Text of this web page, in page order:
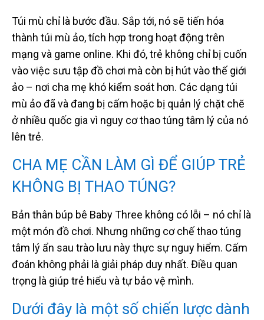
Túi mù chỉ là bước đầu. Sắp tới, nó sẽ tiến hóa
thành túi mù ảo, tích hợp trong hoạt động trên
mạng và game online. Khi đó, trẻ không chỉ bị cuốn
vào việc sưu tập đồ chơi mà còn bị hút vào thế giới
ảo – nơi cha mẹ khó kiểm soát hơn. Các dạng túi
mù ảo đã và đang bị cấm hoặc bị quản lý chặt chẽ
ở nhiều quốc gia vì nguy cơ thao túng tâm lý của nó
lên trẻ.
CHA MẸ CẦN LÀM GÌ ĐỂ GIÚP TRẺ
KHÔNG BỊ THAO TÚNG?
Bản thân búp bê Baby Three không có lỗi – nó chỉ là
một món đồ chơi. Nhưng những cơ chế thao túng
tâm lý ẩn sau trào lưu này thực sự nguy hiểm. Cấm
đoán không phải là giải pháp duy nhất. Điều quan
trọng là giúp trẻ hiểu và tự bảo vệ mình.
Dưới đây là một số chiến lược dành